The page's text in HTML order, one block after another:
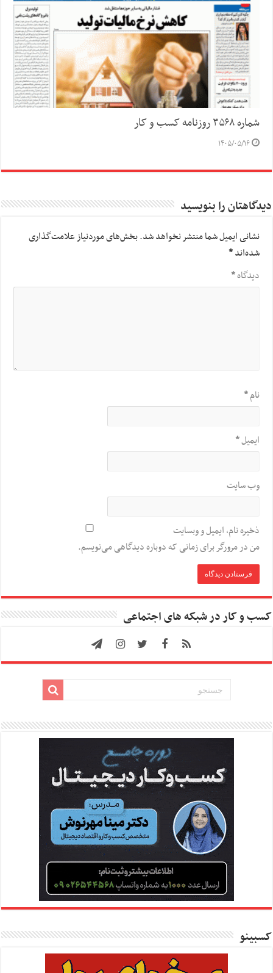
شماره ۳۵۶۸ روزنامه کسب و کار
۱۴۰۵/۰۵/۱۶
دیدگاهتان را بنویسید
نشانی ایمیل شما منتشر نخواهد شد.بخش‌های موردنیاز علامت‌گذاری
شده‌اند*
دیدگاه*
نام*
ایمیل*
وب‌ سایت
ذخیره نام، ایمیل و وبسایت
من در مرورگر برای زمانی که دوباره دیدگاهی می‌نویسم.
کسب و کار در شبکه های اجتماعی
کسبینو